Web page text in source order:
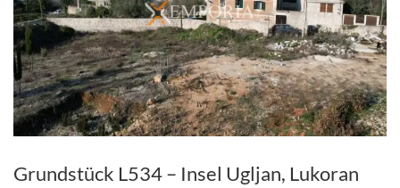
Grundstück L534 – Insel Ugljan, Lukoran